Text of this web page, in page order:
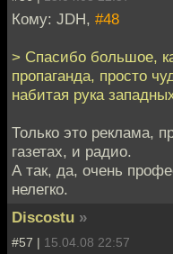
Кому: JDH, #48
> Спасибо большое,
пропаганда, просто
набитая рука
Только это реклама,
газетах, и радио.
А так, да, очень
нелегко.
Discostu »
#57 | 15.04.08 22:57